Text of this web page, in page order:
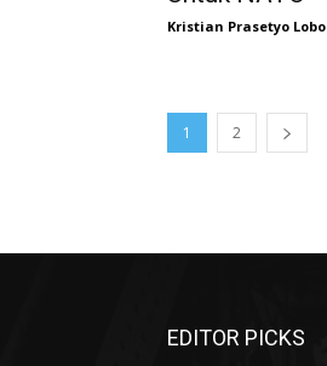
Kristian Prasetyo Lobo
1 2
EDITOR PICKS